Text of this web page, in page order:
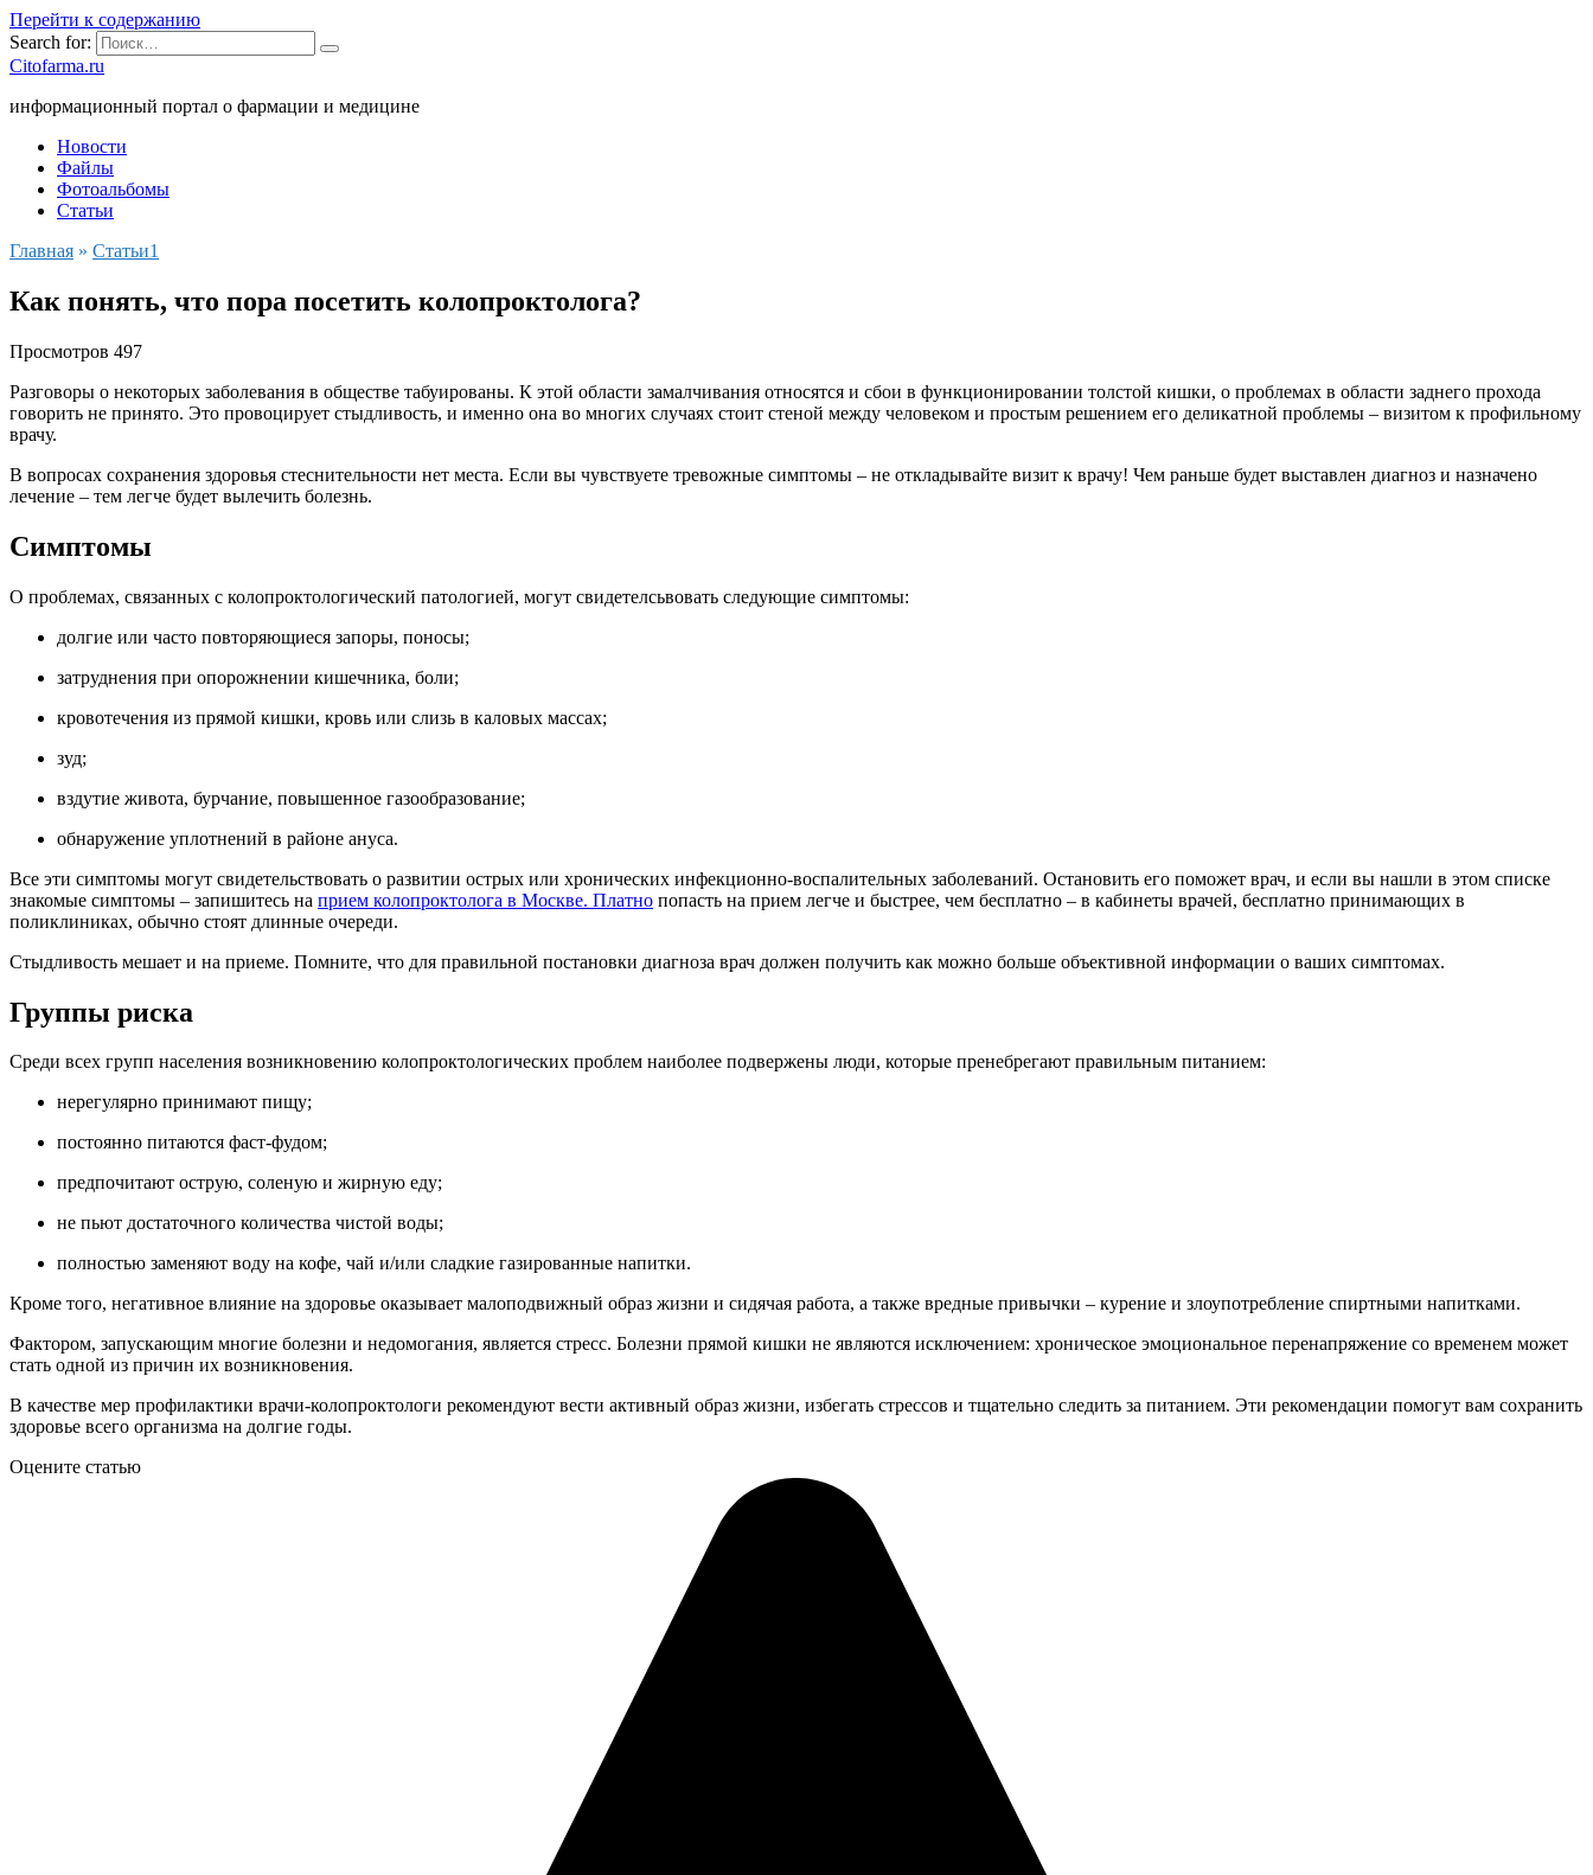
Перейти к содержанию
Search for:
Citofarma.ru
информационный портал о фармации и медицине
Новости
Файлы
Фотоальбомы
Статьи
Главная » Cтатьи1
Как понять, что пора посетить колопроктолога?
Просмотров 497
Разговоры о некоторых заболевания в обществе табуированы. К этой области замалчивания относятся и сбои в функционировании толстой кишки, о проблемах в области заднего прохода
говорить не принято. Это провоцирует стыдливость, и именно она во многих случаях стоит стеной между человеком и простым решением его деликатной проблемы – визитом к профильному
врачу.
В вопросах сохранения здоровья стеснительности нет места. Если вы чувствуете тревожные симптомы – не откладывайте визит к врачу! Чем раньше будет выставлен диагноз и назначено
лечение – тем легче будет вылечить болезнь.
Симптомы
О проблемах, связанных с колопроктологический патологией, могут свидетелсьвовать следующие симптомы:
долгие или часто повторяющиеся запоры, поносы;
затруднения при опорожнении кишечника, боли;
кровотечения из прямой кишки, кровь или слизь в каловых массах;
зуд;
вздутие живота, бурчание, повышенное газообразование;
обнаружение уплотнений в районе ануса.
Все эти симптомы могут свидетельствовать о развитии острых или хронических инфекционно-воспалительных заболеваний. Остановить его поможет врач, и если вы нашли в этом списке
знакомые симптомы – запишитесь на прием колопроктолога в Москве. Платно попасть на прием легче и быстрее, чем бесплатно – в кабинеты врачей, бесплатно принимающих в
поликлиниках, обычно стоят длинные очереди.
Стыдливость мешает и на приеме. Помните, что для правильной постановки диагноза врач должен получить как можно больше объективной информации о ваших симптомах.
Группы риска
Среди всех групп населения возникновению колопроктологических проблем наиболее подвержены люди, которые пренебрегают правильным питанием:
нерегулярно принимают пищу;
постоянно питаются фаст-фудом;
предпочитают острую, соленую и жирную еду;
не пьют достаточного количества чистой воды;
полностью заменяют воду на кофе, чай и/или сладкие газированные напитки.
Кроме того, негативное влияние на здоровье оказывает малоподвижный образ жизни и сидячая работа, а также вредные привычки – курение и злоупотребление спиртными напитками.
Фактором, запускающим многие болезни и недомогания, является стресс. Болезни прямой кишки не являются исключением: хроническое эмоциональное перенапряжение со временем может
стать одной из причин их возникновения.
В качестве мер профилактики врачи-колопроктологи рекомендуют вести активный образ жизни, избегать стрессов и тщательно следить за питанием. Эти рекомендации помогут вам сохранить
здоровье всего организма на долгие годы.
Оцените статью